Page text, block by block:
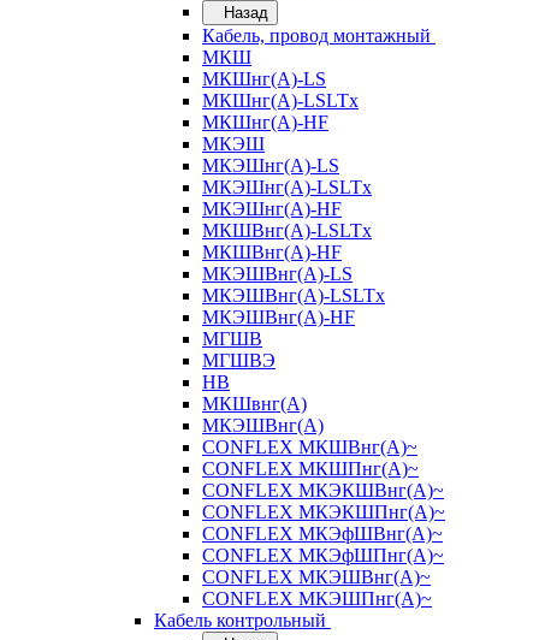
Назад
Кабель, провод монтажный
МКШ
МКШнг(А)-LS
МКШнг(А)-LSLTx
МКШнг(А)-HF
МКЭШ
МКЭШнг(А)-LS
МКЭШнг(А)-LSLTx
МКЭШнг(А)-HF
МКШВнг(A)-LSLTx
МКШВнг(А)-HF
МКЭШВнг(А)-LS
МКЭШВнг(A)-LSLTx
МКЭШВнг(А)-HF
МГШВ
МГШВЭ
НВ
МКШвнг(А)
МКЭШВнг(А)
CONFLEX МКШВнг(А)~
CONFLEX МКШПнг(А)~
CONFLEX МКЭКШВнг(А)~
CONFLEX МКЭКШПнг(А)~
CONFLEX МКЭфШВнг(А)~
CONFLEX МКЭфШПнг(А)~
CONFLEX МКЭШВнг(А)~
CONFLEX МКЭШПнг(А)~
Кабель контрольный